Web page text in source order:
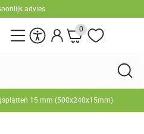
advies
0
15 mm (500x240x15mm)